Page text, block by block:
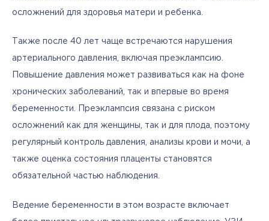
осложнений для здоровья матери и ребенка.
Также после 40 лет чаще встречаются нарушения
артериального давления, включая преэклампсию.
Повышение давления может развиваться как на фоне
хронических заболеваний, так и впервые во время
беременности. Преэклампсия связана с риском
осложнений как для женщины, так и для плода, поэтому
регулярный контроль давления, анализы крови и мочи, а
также оценка состояния плаценты становятся
обязательной частью наблюдения.
Ведение беременности в этом возрасте включает